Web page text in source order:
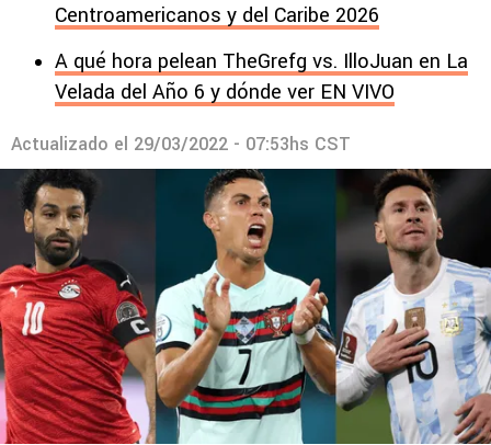
Centroamericanos y del Caribe 2026
A qué hora pelean TheGrefg vs. IlloJuan en La
Velada del Año 6 y dónde ver EN VIVO
Actualizado el 29/03/2022 - 07:53hs CST